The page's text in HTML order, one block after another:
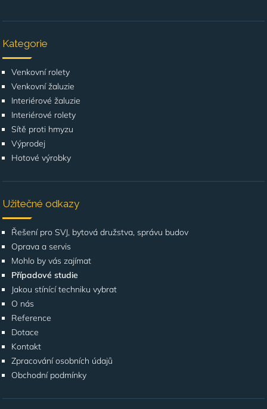
Kategorie
Venkovní rolety
Venkovní žaluzie
Interiérové žaluzie
Interiérové rolety
Sítě proti hmyzu
Výprodej
Hotové výrobky
Užitečné odkazy
Řešení pro SVJ, bytová družstva, správu budov
Oprava a servis
Mohlo by vás zajímat
Případové studie
Jakou stínící techniku vybrat
O nás
Reference
Dotace
Kontakt
Zpracování osobních údajů
Obchodní podmínky